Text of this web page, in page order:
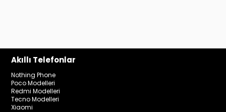
Akıllı Telefonlar
Nothing Phone
Poco Modelleri
Redmi Modelleri
Tecno Modelleri
Xiaomi